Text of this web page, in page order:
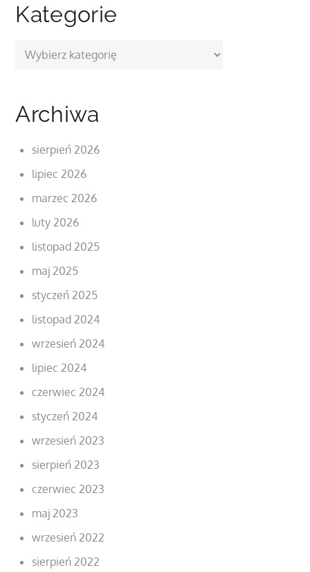
Kategorie
Kategorie
Archiwa
sierpień 2026
lipiec 2026
marzec 2026
luty 2026
listopad 2025
maj 2025
styczeń 2025
listopad 2024
wrzesień 2024
lipiec 2024
czerwiec 2024
styczeń 2024
wrzesień 2023
sierpień 2023
czerwiec 2023
maj 2023
wrzesień 2022
sierpień 2022